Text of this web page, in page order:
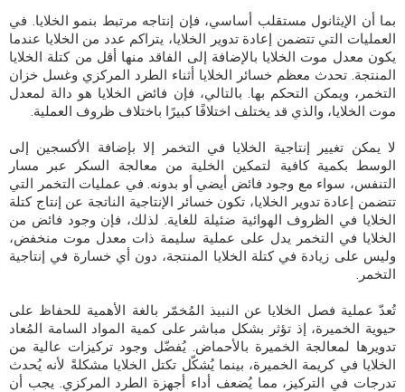
بما أن الإيثانول مستقلب أساسي، فإن إنتاجه مرتبط بنمو الخلايا. في
العمليات التي تتضمن إعادة تدوير الخلايا، يتراكم عدد من الخلايا عندما
يكون معدل موت الخلايا بالإضافة إلى الفاقد منها أقل من كتلة الخلايا
المنتجة. تحدث معظم خسائر الخلايا أثناء الطرد المركزي وغسل خزان
التخمر، ويمكن التحكم بها. بالتالي، فإن فائض الخلايا هو دالة لمعدل
موت الخلايا، والذي قد يختلف اختلافًا كبيرًا باختلاف ظروف العملية.
لا يمكن تغيير إنتاجية الخلايا في التخمر إلا بإضافة الأكسجين إلى
الوسط بكمية كافية لتمكين الخلية من معالجة السكر عبر مسار
التنفس، سواء مع وجود فائض أيضي أو بدونه. في عمليات التخمر التي
تتضمن إعادة تدوير الخلايا، تكون خسائر الإنتاجية الناتجة عن إنتاج كتلة
الخلايا في الظروف الهوائية ضئيلة للغاية. لذلك، فإن وجود فائض من
الخلايا في التخمر يدل على عملية سليمة ذات معدل موت منخفض،
وليس على زيادة في كتلة الخلايا المنتجة، دون أي خسارة في إنتاجية
التخمر.
تُعدّ عملية فصل الخلايا عن النبيذ المُخمّر بالغة الأهمية للحفاظ على
حيوية الخميرة، إذ تؤثر بشكل مباشر على كمية المواد السامة المُعاد
تدويرها لمعالجة الخميرة بالأحماض. يُفضّل وجود تركيزات عالية من
الخلايا في كريمة الخميرة، بينما يُشكّل تكتل الخلايا مشكلةً لأنه يُحدث
تدرجات في التركيز، مما يُضعف أداء أجهزة الطرد المركزي. يجب أن